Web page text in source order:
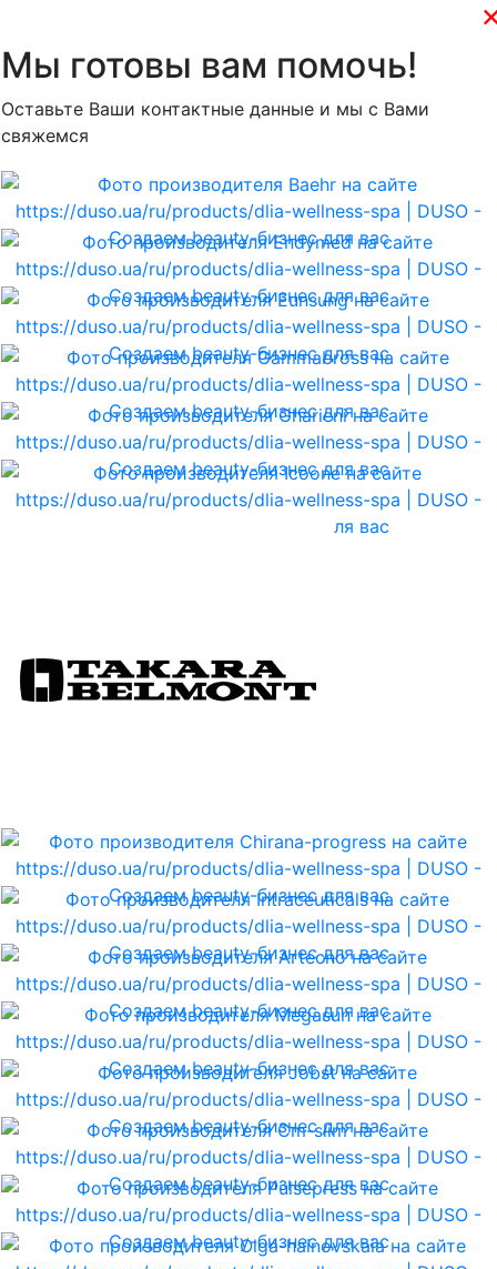
Мы готовы вам помочь!
Оставьте Ваши контактные данные и мы с Вами
свяжемся